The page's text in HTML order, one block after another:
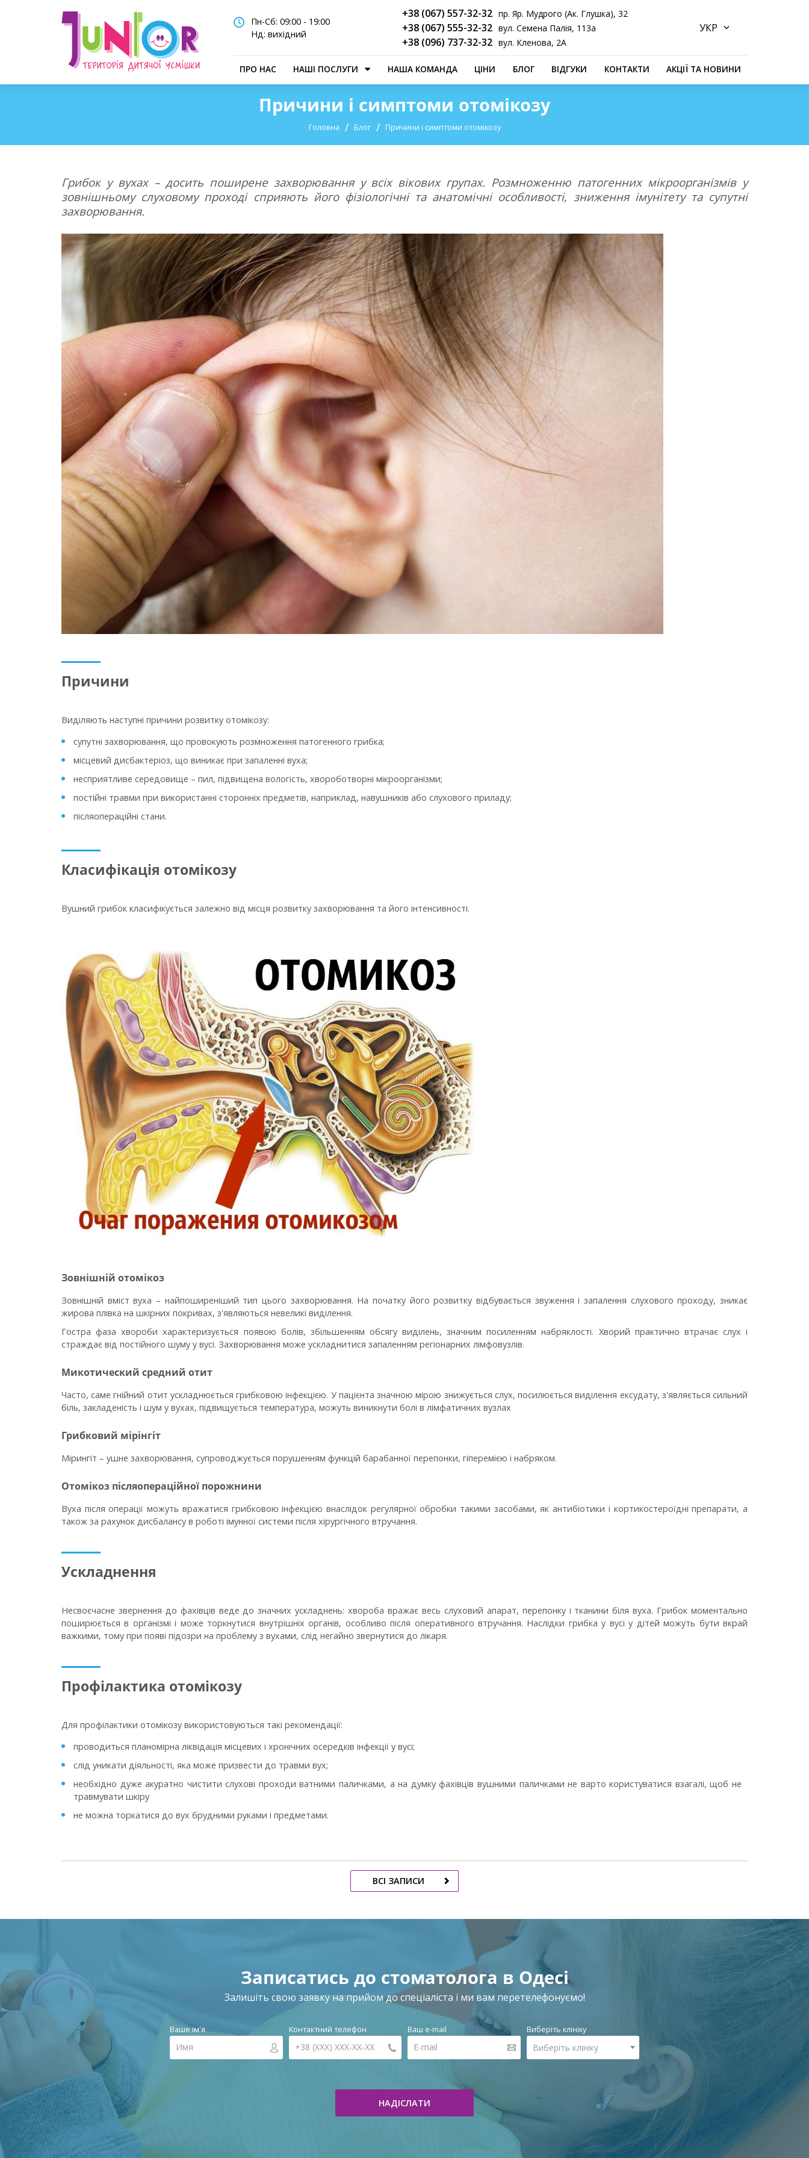
Пн-Сб: 09:00 - 19:00
Нд: вихідний
+38 (067) 557-32-32 пр. Яр. Мудрого (Ак. Глушка), 32
+38 (067) 555-32-32 вул. Семена Палія, 113а
+38 (096) 737-32-32 вул. Кленова, 2А
ПРО НАС НАШІ ПОСЛУГИ НАША КОМАНДА ЦІНИ БЛОГ ВІДГУКИ КОНТАКТИ АКЦІЇ ТА НОВИНИ
Причини і симптоми отомікозу
Головна Блог Причини і симптоми отомікозу
Грибок у вухах – досить поширене захворювання у всіх вікових групах. Розмноженню патогенних мікроорганізмів у
зовнішньому слуховому проході сприяють його фізіологічні та анатомічні особливості, зниження імунітету та супутні
захворювання.
Причини
Виділяють наступні причини розвитку отомікозу:
супутні захворювання, що провокують розмноження патогенного грибка;
місцевий дисбактеріоз, що виникає при запаленні вуха;
несприятливе середовище – пил, підвищена вологість, хвороботворні мікроорганізми;
постійні травми при використанні сторонніх предметів, наприклад, навушників або слухового приладу;
післяопераційні стани.
Класифікація отомікозу
Вушний грибок класифікується залежно від місця розвитку захворювання та його інтенсивності.
Зовнішній отомікоз
Зовнішній вміст вуха – найпоширеніший тип цього захворювання. На початку його розвитку відбувається звуження і запалення слухового проходу, зникає
жирова плівка на шкірних покривах, з'являються невеликі виділення.
Гостра фаза хвороби характеризується появою болів, збільшенням обсягу виділень, значним посиленням набряклості. Хворий практично втрачає слух і
страждає від постійного шуму у вусі. Захворювання може ускладнитися запаленням регіонарних лімфовузлів.
Микотический средний отит
Часто, саме гнійний отит ускладнюється грибковою інфекцією. У пацієнта значною мірою знижується слух, посилюється виділення ексудату, з'являється сильний
біль, закладеність і шум у вухах, підвищується температура, можуть виникнути болі в лімфатичних вузлах
Грибковий мірінгіт
Мірингіт – ушне захворювання, супроводжується порушенням функцій барабанної перепонки, гіперемією і набряком.
Отомікоз післяопераційної порожнини
Вуха після операції можуть вражатися грибковою інфекцією внаслідок регулярної обробки такими засобами, як антибіотики і кортикостероїдні препарати, а
також за рахунок дисбалансу в роботі імунної системи після хірургічного втручання.
Ускладнення
Несвоєчасне звернення до фахівців веде до значних ускладнень: хвороба вражає весь слуховий апарат, перепонку і тканини біля вуха. Грибок моментально
поширюється в організмі і може торкнутися внутрішніх органів, особливо після оперативного втручання. Наслідки грибка у вусі у дітей можуть бути вкрай
важкими, тому при появі підозри на проблему з вухами, слід негайно звернутися до лікаря.
Профілактика отомікозу
Для профілактики отомікозу використовуються такі рекомендації:
проводиться планомірна ліквідація місцевих і хронічних осередків інфекції у вусі;
слід уникати діяльності, яка може призвести до травми вух;
необхідно дуже акуратно чистити слухові проходи ватними паличками, а на думку фахівців вушними паличками не варто користуватися взагалі, щоб не
травмувати шкіру
не можна торкатися до вух брудними руками і предметами.
ВСІ ЗАПИСИ
Записатись до стоматолога в Одесі
Залишіть свою заявку на прийом до спеціаліста і ми вам перетелефонуємо!
Ваше ім'я Контактний телефон Ваш e-mail Виберіть клініку
Виберіть клініку
НАДІСЛАТИ